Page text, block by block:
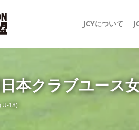
JCYについて
本クラブユース
U-18)